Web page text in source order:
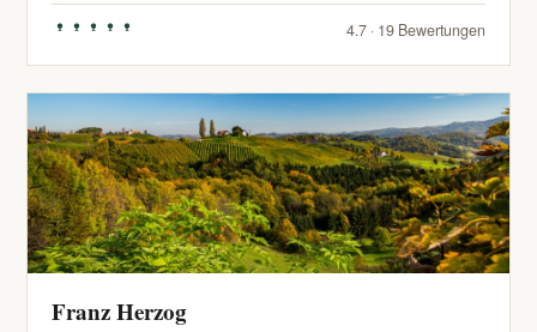
4.7 · 19 Bewertungen
Franz Herzog